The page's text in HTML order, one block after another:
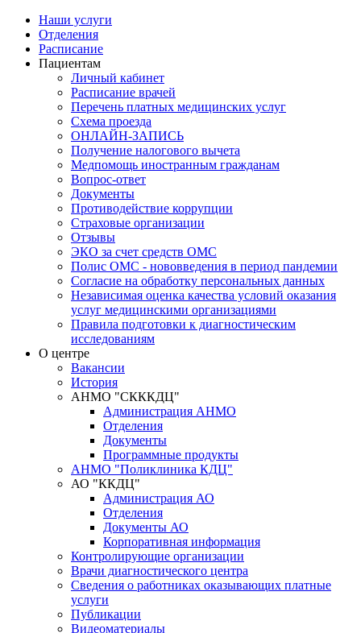
Наши услуги
Отделения
Расписание
Пациентам
Личный кабинет
Расписание врачей
Перечень платных медицинских услуг
Схема проезда
ОНЛАЙН-ЗАПИСЬ
Получение налогового вычета
Медпомощь иностранным гражданам
Вопрос-ответ
Документы
Противодействие коррупции
Страховые организации
Отзывы
ЭКО за счет средств ОМС
Полис ОМС - нововведения в период пандемии
Согласие на обработку персональных данных
Независимая оценка качества условий оказания
услуг медицинскими организациями
Правила подготовки к диагностическим
исследованиям
О центре
Вакансии
История
АНМО "СКККДЦ"
Администрация АНМО
Отделения
Документы
Программные продукты
АНМО "Поликлиника КДЦ"
АО "ККДЦ"
Администрация АО
Отделения
Документы АО
Корпоративная информация
Контролирующие организации
Врачи диагностического центра
Сведения о работниках оказывающих платные
услуги
Публикации
Видеоматериалы